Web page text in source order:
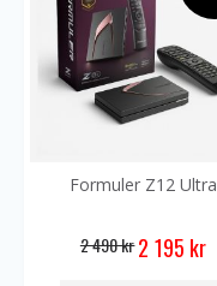
Formuler Z12 Ultra
2 490 kr Special
Price
2 195 kr